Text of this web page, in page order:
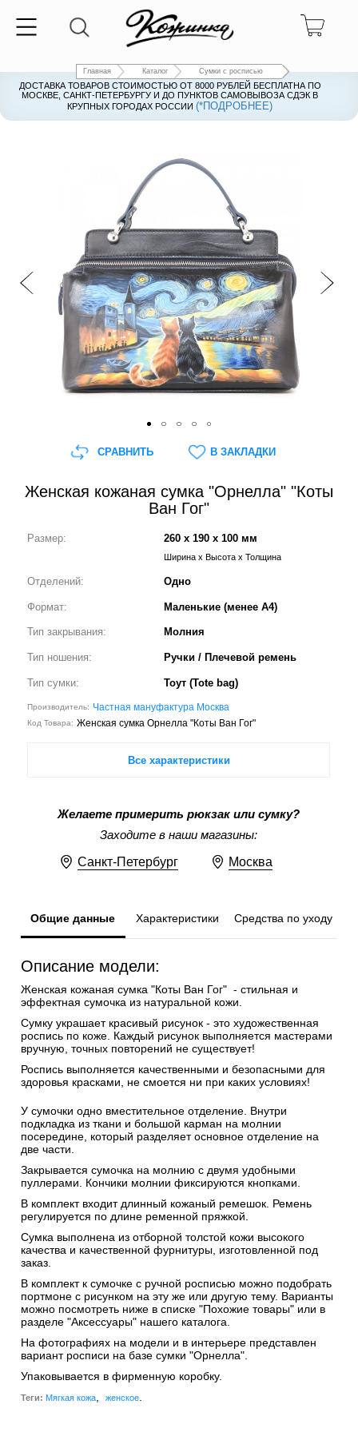
Главная Каталог Сумки с росписью
ДОСТАВКА ТОВАРОВ СТОИМОСТЬЮ ОТ 8000 РУБЛЕЙ БЕСПЛАТНА ПО
МОСКВЕ, САНКТ-ПЕТЕРБУРГУ И ДО ПУНКТОВ САМОВЫВОЗА СДЭК В
КРУПНЫХ ГОРОДАХ РОССИИ(*ПОДРОБНЕЕ)
ДОСТАВКА ТОВАРОВ СТОИМОСТЬЮ ОТ 8000 РУБЛЕЙ БЕСПЛАТНА ПО
МОСКВЕ, САНКТ-ПЕТЕРБУРГУ И ДО ПУНКТОВ САМОВЫВОЗА СДЭК В
КРУПНЫХ ГОРОДАХ РОССИИ(*ПОДРОБНЕЕ)
Женская кожаная сумка "Орнелла" "Коты
Ван Гог"
Размер: 260 x 190 x 100 мм
Ширина x Высота x Толщина
Отделений: Одно
Формат: Маленькие (менее А4)
Тип закрывания: Молния
Тип ношения: Ручки / Плечевой ремень
Тип сумки: Тоут (Tote bag)
Производитель: Частная мануфактура Москва
Код Товара: Женская сумка Орнелла "Коты Ван Гог"
Все характеристики
Желаете примерить рюкзак или сумку?
Заходите в наши магазины:
Санкт-Петербург Москва
СРАВНИТЬ В ЗАКЛАДКИ
Общие данные Характеристики Средства по уходу
Описание модели:
Женская кожаная сумка "Коты Ван Гог" - стильная и
эффектная сумочка из натуральной кожи.
Сумку украшает красивый рисунок - это художественная
роспись по коже. Каждый рисунок выполняется мастерами
вручную, точных повторений не существует!
Роспись выполняется качественными и безопасными для
здоровья красками, не смоется ни при каких условиях!
У сумочки одно вместительное отделение. Внутри
подкладка из ткани и большой карман на молнии
посередине, который разделяет основное отделение на
две части.
Закрывается сумочка на молнию с двумя удобными
пуллерами. Кончики молнии фиксируются кнопками.
В комплект входит длинный кожаный ремешок. Ремень
регулируется по длине ременной пряжкой.
Сумка выполнена из отборной толстой кожи высокого
качества и качественной фурнитуры, изготовленной под
заказ.
В комплект к сумочке с ручной росписью можно подобрать
портмоне с рисунком на эту же или другую тему. Варианты
можно посмотреть ниже в списке "Похожие товары" или в
разделе "Аксессуары" нашего каталога.
На фотографиях на модели и в интерьере представлен
вариант росписи на базе сумки "Орнелла".
Упаковывается в фирменную коробку.
Теги: Мягкая кожа женское.